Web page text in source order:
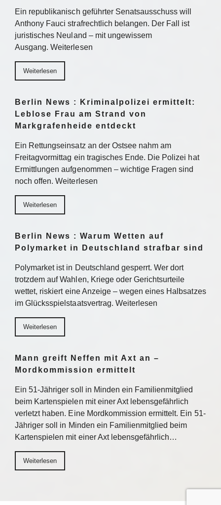
Ein republikanisch geführter Senatsausschuss will
Anthony Fauci strafrechtlich belangen. Der Fall ist
juristisches Neuland – mit ungewissem
Ausgang. Weiterlesen
Weiterlesen
Berlin News : Kriminalpolizei ermittelt:
Leblose Frau am Strand von
Markgrafenheide entdeckt
Ein Rettungseinsatz an der Ostsee nahm am
Freitagvormittag ein tragisches Ende. Die Polizei hat
Ermittlungen aufgenommen – wichtige Fragen sind
noch offen. Weiterlesen
Weiterlesen
Berlin News : Warum Wetten auf
Polymarket in Deutschland strafbar sind
Polymarket ist in Deutschland gesperrt. Wer dort
trotzdem auf Wahlen, Kriege oder Gerichtsurteile
wettet, riskiert eine Anzeige – wegen eines Halbsatzes
im Glücksspielstaatsvertrag. Weiterlesen
Weiterlesen
Mann greift Neffen mit Axt an –
Mordkommission ermittelt
Ein 51-Jähriger soll in Minden ein Familienmitglied
beim Kartenspielen mit einer Axt lebensgefährlich
verletzt haben. Eine Mordkommission ermittelt. Ein 51-
Jähriger soll in Minden ein Familienmitglied beim
Kartenspielen mit einer Axt lebensgefährlich…
Weiterlesen